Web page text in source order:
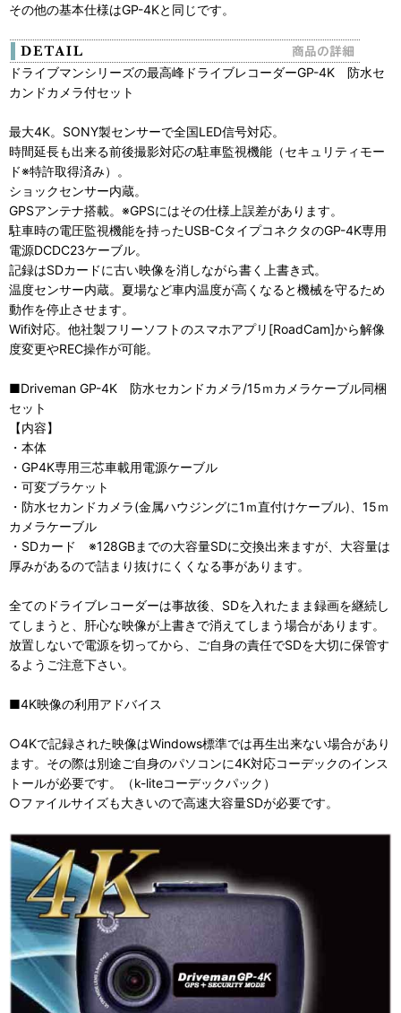
その他の基本仕様はGP-4Kと同じです。
ドライブマンシリーズの最高峰ドライブレコーダーGP-4K 防水セ
カンドカメラ付セット
最大4K。SONY製センサーで全国LED信号対応。
時間延長も出来る前後撮影対応の駐車監視機能（セキュリティモー
ド※特許取得済み）。
ショックセンサー内蔵。
GPSアンテナ搭載。※GPSにはその仕様上誤差があります。
駐車時の電圧監視機能を持ったUSB-CタイプコネクタのGP-4K専用
電源DCDC23ケーブル。
記録はSDカードに古い映像を消しながら書く上書き式。
温度センサー内蔵。夏場など車内温度が高くなると機械を守るため
動作を停止させます。
Wifi対応。他社製フリーソフトのスマホアプリ[RoadCam]から解像
度変更やREC操作が可能。
■Driveman GP-4K 防水セカンドカメラ/15ｍカメラケーブル同梱
セット
【内容】
・本体
・GP4K専用三芯車載用電源ケーブル
・可変ブラケット
・防水セカンドカメラ(金属ハウジングに1ｍ直付けケーブル)、15ｍ
カメラケーブル
・SDカード ※128GBまでの大容量SDに交換出来ますが、大容量は
厚みがあるので詰まり抜けにくくなる事があります。
全てのドライブレコーダーは事故後、SDを入れたまま録画を継続し
てしまうと、肝心な映像が上書きで消えてしまう場合があります。
放置しないで電源を切ってから、ご自身の責任でSDを大切に保管す
るようご注意下さい。
■4K映像の利用アドバイス
○4Kで記録された映像はWindows標準では再生出来ない場合があり
ます。その際は別途ご自身のパソコンに4K対応コーデックのインス
トールが必要です。（k-liteコーデックパック）
○ファイルサイズも大きいので高速大容量SDが必要です。